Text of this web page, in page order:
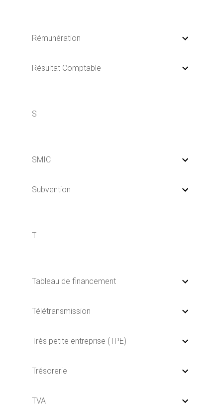
Rémunération
Résultat Comptable
S
SMIC
Subvention
T
Tableau de financement
Télétransmission
Très petite entreprise (TPE)
Trésorerie
TVA